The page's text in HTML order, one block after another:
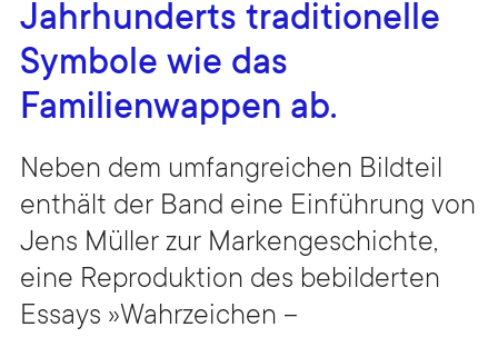
Jahrhunderts traditionelle
Symbole wie das
Familienwappen ab.
Neben dem umfangreichen Bildteil
enthält der Band eine Einführung von
Jens Müller zur Markengeschichte,
eine Reproduktion des bebilderten
Essays »Wahrzeichen –